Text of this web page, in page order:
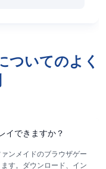
ついてのよく
イできますか？
ンメイドのブラウザゲー
す。ダウンロード、イン